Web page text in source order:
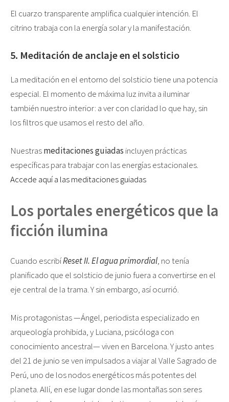
El cuarzo transparente amplifica cualquier intención. El
citrino trabaja con la energía solar y la manifestación.
5. Meditación de anclaje en el solsticio
La meditación en el entorno del solsticio tiene una potencia
especial. El momento de máxima luz invita a iluminar
también nuestro interior: a ver con claridad lo que hay, sin
los filtros que usamos el resto del año.
Nuestrasmeditaciones guiadas incluyen prácticas
específicas para trabajar con las energías estacionales.
Accede aquí a las meditaciones guiadas
Los portales energéticos que la
ficción ilumina
Cuando escribíReset II. El agua primordial, no tenía
planificado que el solsticio de junio fuera a convertirse en el
eje central de la trama. Y sin embargo, así ocurrió.
Mis protagonistas —Ángel, periodista especializado en
arqueología prohibida, y Luciana, psicóloga con
conocimiento ancestral— viven en Barcelona. Y justo antes
del 21 de junio se ven impulsados a viajar al Valle Sagrado de
Perú, uno de los nodos energéticos más potentes del
planeta. Allí, en ese lugar donde las montañas son seres